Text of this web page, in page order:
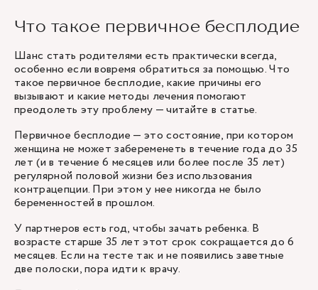
Что такое первичное бесплодие
Шанс стать родителями есть практически всегда,
особенно если вовремя обратиться за помощью. Что
такое первичное бесплодие, какие причины его
вызывают и какие методы лечения помогают
преодолеть эту проблему — читайте в статье.
Первичное бесплодие — это состояние, при котором
женщина не может забеременеть в течение года до 35
лет (и в течение 6 месяцев или более после 35 лет)
регулярной половой жизни без использования
контрацепции. При этом у нее никогда не было
беременностей в прошлом.
У партнеров есть год, чтобы зачать ребенка. В
возрасте старше 35 лет этот срок сокращается до 6
месяцев. Если на тесте так и не появились заветные
две полоски, пора идти к врачу.